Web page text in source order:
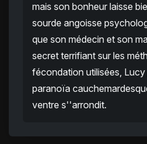
mais son bonheur laisse
sourde angoisse
que son médecin et son
secret terrifiant sur les
fécondation utilisées,
paranoïa
ventre s''arrondit.